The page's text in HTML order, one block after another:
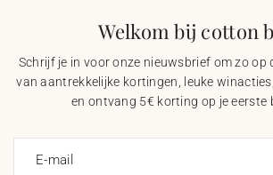
Welkom bij cotton
Schrijf je in voor onze nieuwsbrief om zo op
van aantrekkelijke kortingen, leuke
en ontvang 5€ korting op je eerste
E-mail